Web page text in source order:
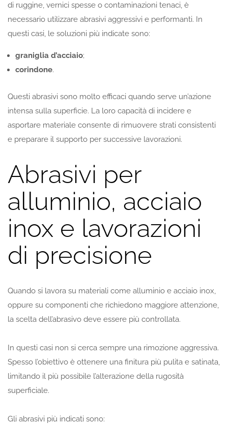
di ruggine, vernici spesse o contaminazioni tenaci, è
necessario utilizzare abrasivi aggressivi e performanti. In
questi casi, le soluzioni più indicate sono:
graniglia d’acciaio;
corindone.
Questi abrasivi sono molto efficaci quando serve un’azione
intensa sulla superficie. La loro capacità di incidere e
asportare materiale consente di rimuovere strati consistenti
e preparare il supporto per successive lavorazioni.
Abrasivi per
alluminio, acciaio
inox e lavorazioni
di precisione
Quando si lavora su materiali come alluminio e acciaio inox,
oppure su componenti che richiedono maggiore attenzione,
la scelta dell’abrasivo deve essere più controllata.
In questi casi non si cerca sempre una rimozione aggressiva.
Spesso l’obiettivo è ottenere una finitura più pulita e satinata,
limitando il più possibile l’alterazione della rugosità
superficiale.
Gli abrasivi più indicati sono: